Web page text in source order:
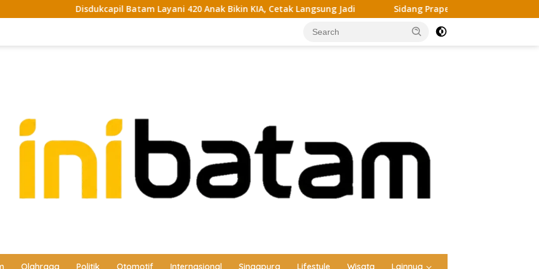
Batam Layani 420 Anak Bikin KIA, Cetak Langsung Jadi Sidang Praperadilan Yehezekiel Memanas, Polisi
Olahraga Politik Otomotif Internasional Singapura Lifestyle Wisata Lainnya